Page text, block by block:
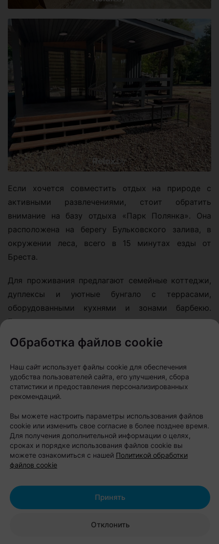
Если хочется совместить отдых на природе с
активными развлечениями, стоит обратить
внимание на базу отдыха «Парк Полянка». Она
расположена на берегу Бульковского залива, в
окружении леса, всего в 15 минутах езды от
Бреста.
Для проживания предлагают семейные коттеджи,
дуплексы и уютные бунгало с террасами,
оборудованными кухнями и зонами барбекю.
Большинство домиков подходят для отдыха с
взять с собой.
Особенность «Парка Полянка» — большое
количество развлечений. На территории работают
веревочный парк, лазертаг, арчеритаг, спортивные
площадки, детский городок и пляж. Любители
отдыха на воде могут взять напрокат лодку,
катамаран, байдарку или сапборд и отправиться
исследовать Бульковский залив.
банном комплексе или арендовать беседку с
мангалом. Также здесь есть площадки для свадеб,
Обработка файлов cookie
Наш сайт использует файлы cookie для обеспечения
удобства пользователей сайта, его улучшения, сбора
статистики и предоставления персонализированных
рекомендаций.
Вы можете настроить параметры использования файлов
cookie или изменить свое согласие в более позднее время.
Для получения дополнительной информации о целях,
сроках и порядке использования файлов cookie вы
можете ознакомиться с нашей Политикой обработки
файлов cookie
Отклонить
Принять